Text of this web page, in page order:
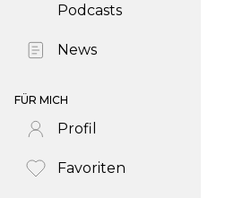
Podcasts
News
FÜR MICH
Profil
Favoriten